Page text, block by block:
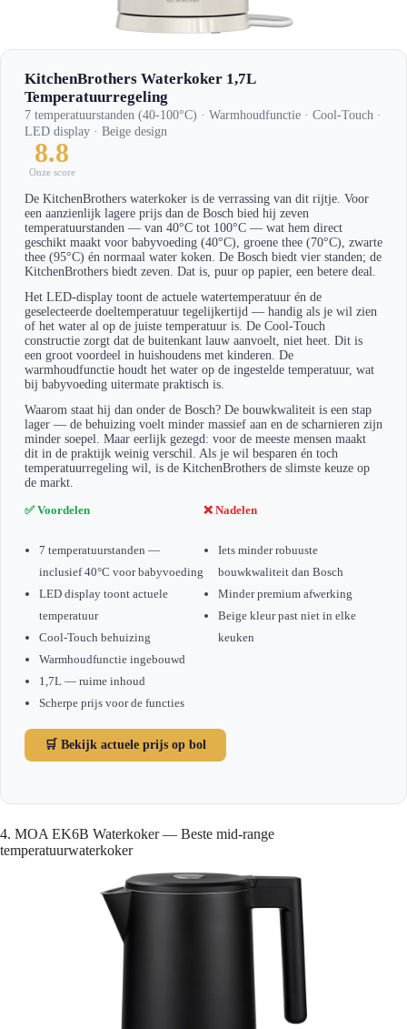
KitchenBrothers Waterkoker 1,7L
Temperatuurregeling
7 temperatuurstanden (40-100°C) · Warmhoudfunctie · Cool-Touch ·
LED display · Beige design
8.8
Onze score
De KitchenBrothers waterkoker is de verrassing van dit rijtje. Voor
een aanzienlijk lagere prijs dan de Bosch bied hij zeven
temperatuurstanden — van 40°C tot 100°C — wat hem direct
geschikt maakt voor babyvoeding (40°C), groene thee (70°C), zwarte
thee (95°C) én normaal water koken. De Bosch biedt vier standen; de
KitchenBrothers biedt zeven. Dat is, puur op papier, een betere deal.
Het LED-display toont de actuele watertemperatuur én de
geselecteerde doeltemperatuur tegelijkertijd — handig als je wil zien
of het water al op de juiste temperatuur is. De Cool-Touch
constructie zorgt dat de buitenkant lauw aanvoelt, niet heet. Dit is
een groot voordeel in huishoudens met kinderen. De
warmhoudfunctie houdt het water op de ingestelde temperatuur, wat
bij babyvoeding uitermate praktisch is.
Waarom staat hij dan onder de Bosch? De bouwkwaliteit is een stap
lager — de behuizing voelt minder massief aan en de scharnieren zijn
minder soepel. Maar eerlijk gezegd: voor de meeste mensen maakt
dit in de praktijk weinig verschil. Als je wil besparen én toch
temperatuurregeling wil, is de KitchenBrothers de slimste keuze op
de markt.
✅ Voordelen
7 temperatuurstanden —
inclusief 40°C voor babyvoeding
LED display toont actuele
temperatuur
Cool-Touch behuizing
Warmhoudfunctie ingebouwd
1,7L — ruime inhoud
Scherpe prijs voor de functies
❌ Nadelen
Iets minder robuuste
bouwkwaliteit dan Bosch
Minder premium afwerking
Beige kleur past niet in elke
keuken
🛒 Bekijk actuele prijs op bol
4. MOA EK6B Waterkoker — Beste mid-range
temperatuurwaterkoker